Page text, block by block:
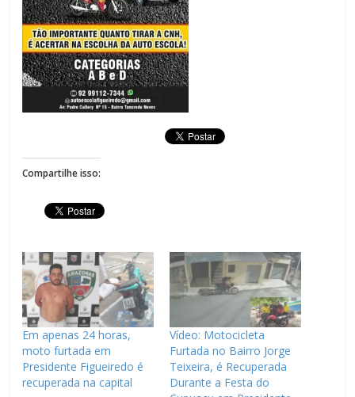
Compartilhe isso:
Em apenas 24 horas,
moto furtada em
Presidente Figueiredo é
recuperada na capital
Vídeo: Motocicleta
Furtada no Bairro Jorge
Teixeira, é Recuperada
Durante a Festa do